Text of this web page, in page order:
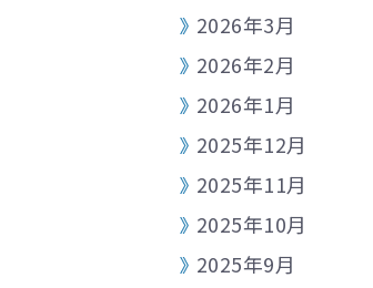
2026年3月
2026年2月
2026年1月
2025年12月
2025年11月
2025年10月
2025年9月